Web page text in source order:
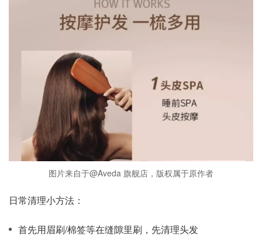
图片来自于@Aveda 旗舰店，版权属于原作者
日常清理小方法：
首先用眉刷/棉签等在缝隙里刷，先清理头发